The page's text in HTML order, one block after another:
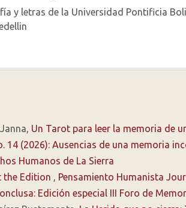
y letras de la Universidad Pontificia
Un Tarot para leer la memoria de
14 (2026): Ausencias de una memoria
Humanos de La Sierra
the Edition , Pensamiento Humanista
Edición especial III Foro de